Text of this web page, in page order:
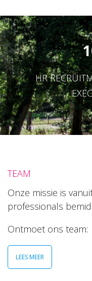
HR
TEAM
Onze missie is
professionals
Ontmoet ons team:
LEES MEER